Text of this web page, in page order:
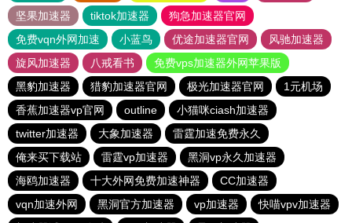
坚果加速器
tiktok加速器
狗急加速器官网
免费vqn外网加速
小蓝鸟 优途加速器官网
风驰加速器
旋风加速器
八戒看书
免费vps加速器外网苹果版
黑豹加速器
猎豹加速器官网 极光加速器官网
1元机场
香蕉加速器vp官网
outline
小猫咪ciash加速器
twitter加速器
大象加速器
雷霆加速免费永久
俺来买下载站
雷霆vp加速器
黑洞vp永久加速器
海鸥加速器
十大外网免费加速神器
CC加速器
vqn加速外网
黑洞官方加速器 vp加速器
快喵vpv加速器